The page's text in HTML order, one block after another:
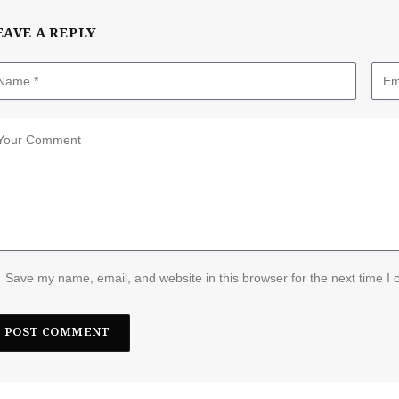
A REPLY
Save my name, email, and website in this browser for the next time I